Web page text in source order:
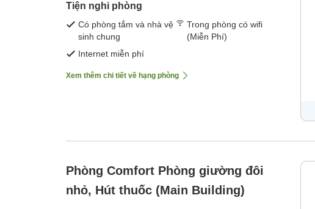
Tiện nghi phòng
Có phòng tắm và nhà vệ
sinh chung
Trong phòng có wifi
(Miễn Phí)
Internet miễn phí
Xem thêm chi tiết về hạng phòng
Phòng Comfort Phòng giường đôi
nhỏ, Hút thuốc (Main Building)